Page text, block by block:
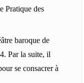
Pratique des
baroque de
Par la suite, il
se consacrer à